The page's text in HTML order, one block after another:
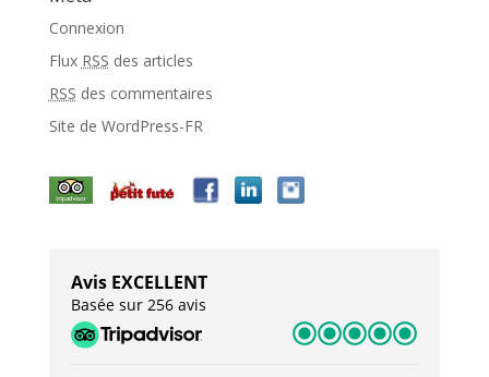
Connexion
Flux RSS des articles
RSS des commentaires
Site de WordPress-FR
Avis EXCELLENT
Basée sur 256 avis